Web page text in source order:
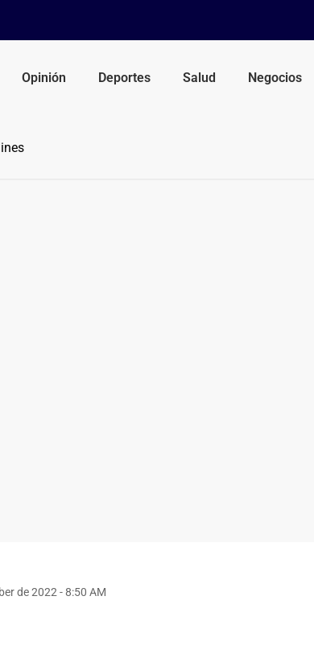
Opinión Deportes Salud Negocios
de 2022 - 8:50 AM